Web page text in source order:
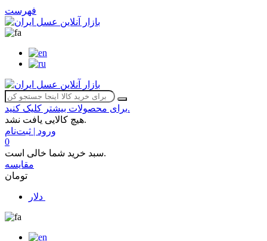
فهرست
برای محصولات بیشتر کلیک کنید.
هیچ کالایی یافت نشد.
ورود | ثبت‌نام
0
سبد خرید شما خالی است.
مقایسه